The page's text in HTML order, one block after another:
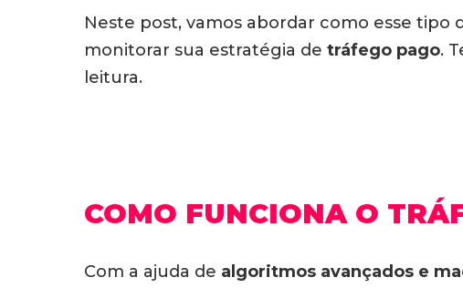
Neste post, vamos abordar como esse
monitorar sua estratégia de tráfego pago.
leitura.
COMO FUNCIONA O
Com a ajuda de algoritmos avançados e